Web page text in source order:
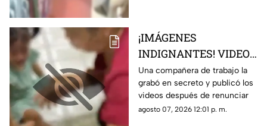
¡IMÁGENES
INDIGNANTES! VIDEO:
Graban a cuidadora en
guardería maltratando
y torturando a los
niños
Una compañera de trabajo la
grabó en secreto y publicó los
videos después de renunciar
agosto 07, 2026 12:01 p. m.